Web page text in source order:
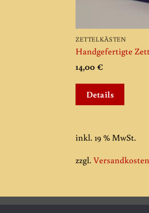
ZETTELKÄSTEN
Handgefertigte
14,00 €
Details
inkl. 19 % MwSt.
zzgl. Versandkosten
Copyright 2026 ©